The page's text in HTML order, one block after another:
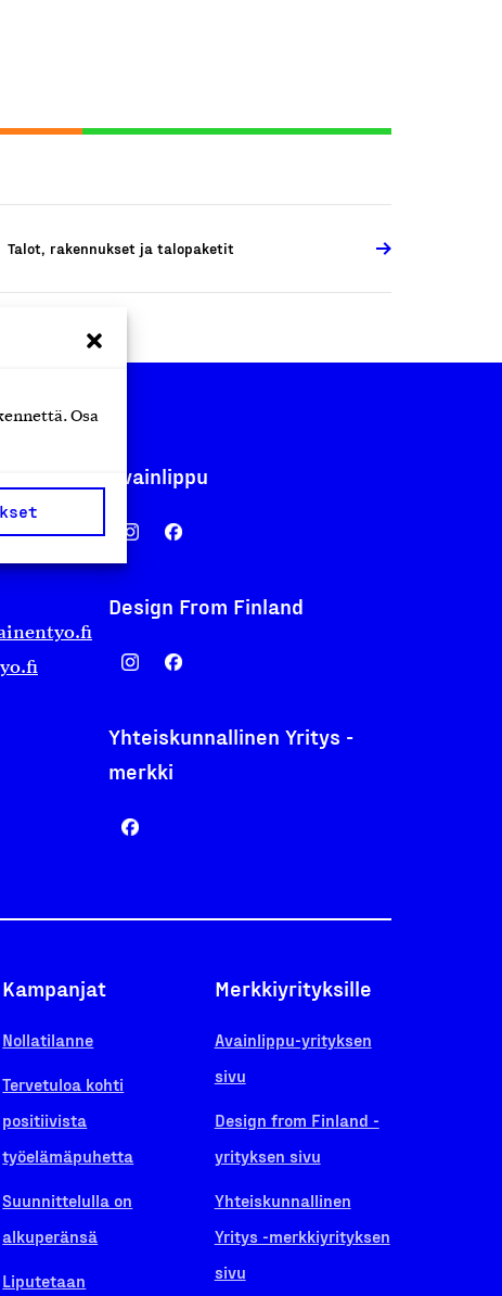
Osa
Talot, rakennukset ja talopaketit
Avainlippu
Design From Finland
Yhteiskunnallinen Yritys -
merkki
Kampanjat
Nollatilanne
Tervetuloa kohti
positiivista
työelämäpuhetta
Suunnittelulla on
alkuperänsä
Liputetaan
Merkkiyrityksille
Avainlippu-yrityksen
sivu
Design from Finland -
yrityksen sivu
Yhteiskunnallinen
Yritys -merkkiyrityksen
sivu